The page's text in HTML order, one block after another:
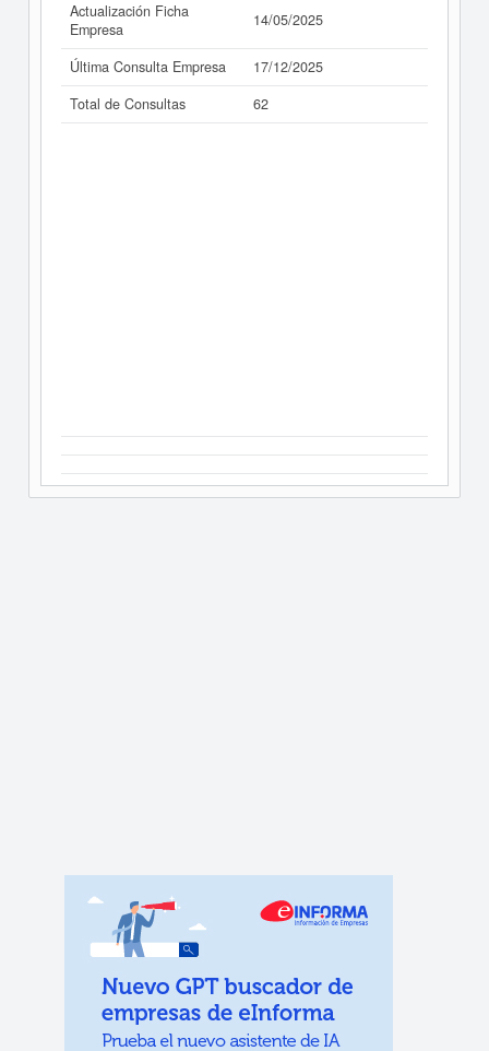
Actualización Ficha
Empresa
14/05/2025
Última Consulta Empresa
17/12/2025
Total de Consultas
62